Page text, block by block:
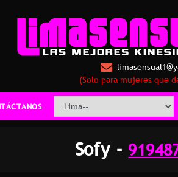
(Solo para mujeres que
Sofy -